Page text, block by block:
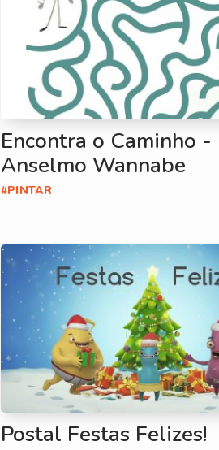
Encontra o Caminho -
Anselmo Wannabe
#PINTAR
Postal Festas Felizes!